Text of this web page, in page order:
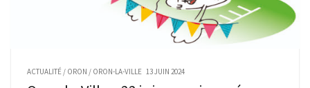
ACTUALITÉ / ORON / ORON-LA-VILLE 13 JUIN 2024